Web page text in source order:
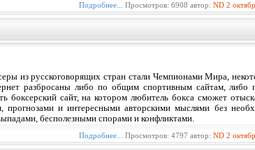
Подробнее... Просмотров: 6908 автор: ND 2
из русскоговорящих стран стали Чемпионами Мира,
разбросаны либо по общим спортивным сайтам,
боксерский сайт, на котором любитель бокса сможет
прогнозами и интересными авторскими мыслями без
бесполезными спорами и конфликтами.
Подробнее... Просмотров: 4797 автор: ND 2